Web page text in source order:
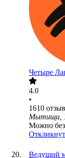
Четыре
4.0
•
1610
Мытищи,
Можно
Ведущий